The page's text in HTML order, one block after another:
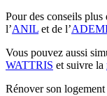
Pour des conseils
l’ANIL et de l’
Vous pouvez aussi
WATTRIS et suivre la
Rénover son logement